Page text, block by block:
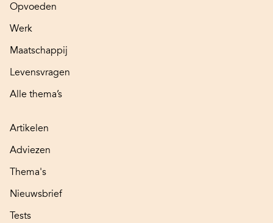
Opvoeden
Werk
Maatschappij
Levensvragen
Alle thema’s
Artikelen
Adviezen
Thema's
Nieuwsbrief
Tests